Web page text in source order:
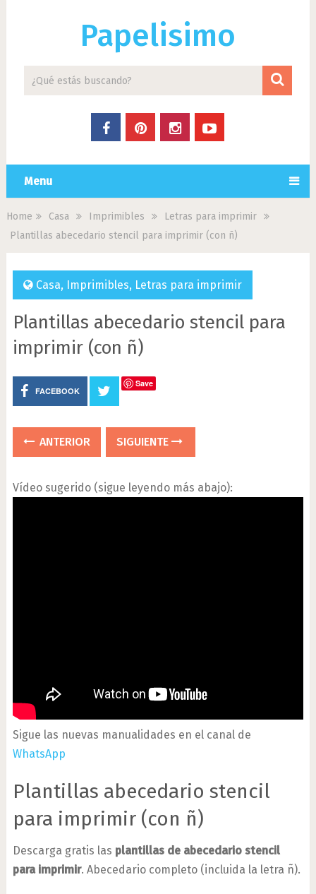
Papelisimo
Menu
Home Casa Imprimibles
Letras para imprimir
Plantillas abecedario stencil para imprimir (con ñ)
Casa, Imprimibles, Letras para imprimir
Plantillas abecedario stencil para
imprimir (con ñ)
FACEBOOK
Save
ANTERIOR SIGUIENTE
Vídeo sugerido (sigue leyendo más abajo):
Sigue las nuevas manualidades en el canal de
WhatsApp
Plantillas abecedario stencil
para imprimir (con ñ)
Descarga gratis las plantillas de abecedario stencil
para imprimir. Abecedario completo (incluida la letra ñ).